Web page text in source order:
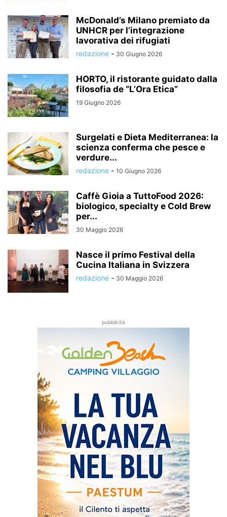
McDonald’s Milano premiato da
UNHCR per l’integrazione
lavorativa dei rifugiati
redazione - 30 Giugno 2026
HORTO, il ristorante guidato dalla
filosofia de “L’Ora Etica”
19 Giugno 2026
Surgelati e Dieta Mediterranea: la
scienza conferma che pesce e
verdure...
redazione - 10 Giugno 2026
Caffè Gioia a TuttoFood 2026:
biologico, specialty e Cold Brew
per...
30 Maggio 2026
Nasce il primo Festival della
Cucina Italiana in Svizzera
redazione - 30 Maggio 2026
pubblicità